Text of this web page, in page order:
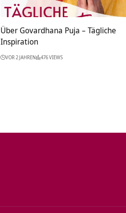
Über Govardhana Puja – Tägliche
Inspiration
VOR 2 JAHREN 476 VIEWS